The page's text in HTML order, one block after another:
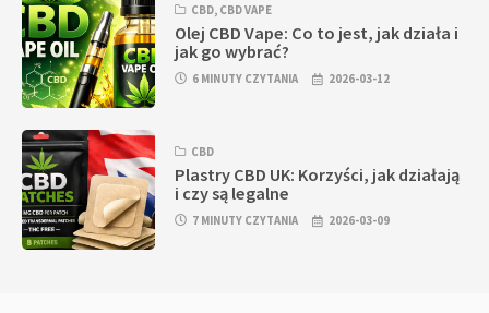
CBD, CBD VAPE
Olej CBD Vape: Co to jest, jak działa i
jak go wybrać?
6 MINUTY CZYTANIA 2026-03-12
CBD
Plastry CBD UK: Korzyści, jak działają
i czy są legalne
7 MINUTY CZYTANIA 2026-03-09